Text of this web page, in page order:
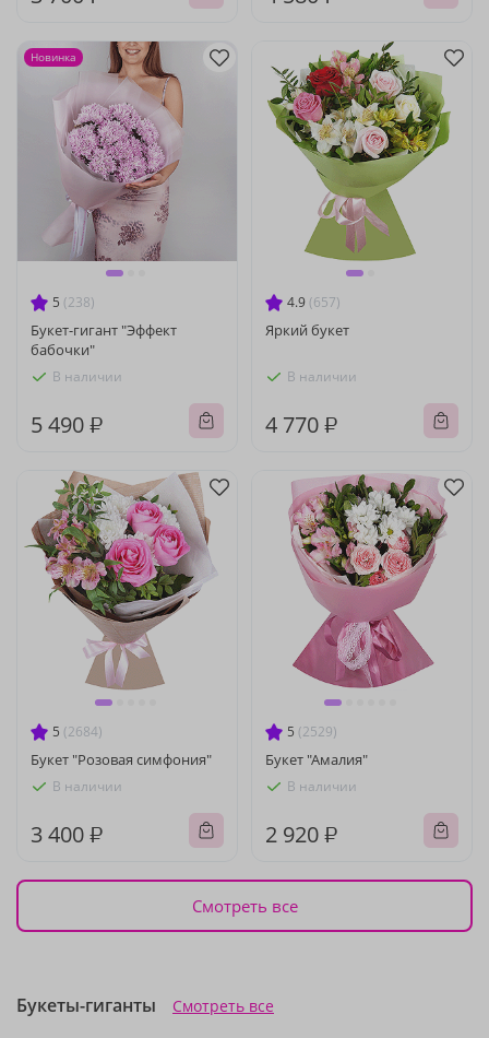
5 (238)
Букет-гигант "Эффект
бабочки"
В наличии
5 490 ₽
Новинка
4.9 (657)
Яркий букет
В наличии
4 770 ₽
5 (2684)
Букет "Розовая симфония"
В наличии
3 400 ₽
5 (2529)
Букет "Амалия"
В наличии
2 920 ₽
Смотреть все
Букеты-гиганты Смотреть все